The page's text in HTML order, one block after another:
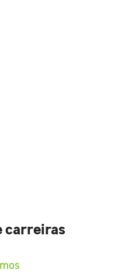
carreiras